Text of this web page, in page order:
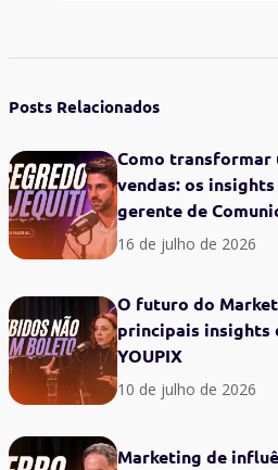
Posts Relacionados
Como transformar
vendas: os
gerente de
16 de julho de 2026
O futuro do
principais insights
YOUPIX
10 de julho de 2026
Marketing de